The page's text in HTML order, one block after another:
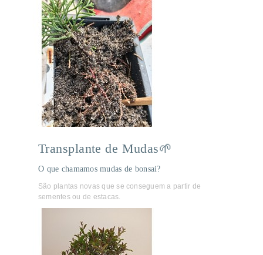
Transplante de Mudas🌱
O que chamamos mudas de bonsai?
São plantas novas que se conseguem a partir de
sementes ou de estacas.